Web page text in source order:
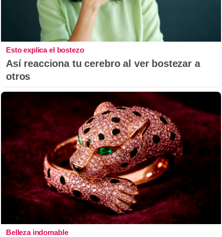
Esto explica el bostezo
Así reacciona tu cerebro al ver bostezar a
otros
Belleza indomable